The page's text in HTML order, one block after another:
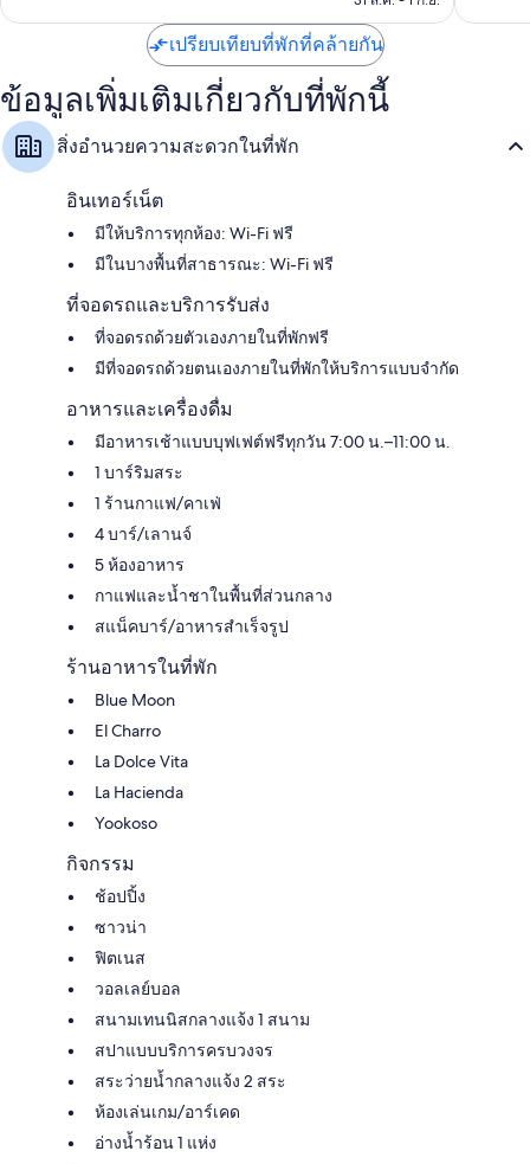
ทุก
เปรียบเทียบที่พักที่คล้ายกัน
ข้อมูลเพิ่มเติมเกี่ยวกับที่พักนี้
สิ่งอำนวยความสะดวกในที่พัก
อินเทอร์เน็ต
มีให้บริการทุกห้อง: Wi-Fi ฟรี
มีในบางพื้นที่สาธารณะ: Wi-Fi ฟรี
ที่จอดรถและบริการรับส่ง
ที่จอดรถด้วยตัวเองภายในที่พักฟรี
มีที่จอดรถด้วยตนเองภายในที่พักให้บริการแบบจำกัด
อาหารและเครื่องดื่ม
มีอาหารเช้าแบบบุฟเฟต์ฟรีทุกวัน 7:00 น.–11:00 น.
1 บาร์ริมสระ
1 ร้านกาแฟ/คาเฟ่
4 บาร์/เลานจ์
5 ห้องอาหาร
กาแฟและน้ำชาในพื้นที่ส่วนกลาง
สแน็คบาร์/อาหารสำเร็จรูป
ร้านอาหารในที่พัก
Blue Moon
El Charro
La Dolce Vita
La Hacienda
Yookoso
กิจกรรม
ช้อปปิ้ง
ซาวน่า
ฟิตเนส
วอลเลย์บอล
สนามเทนนิสกลางแจ้ง 1 สนาม
สปาแบบบริการครบวงจร
สระว่ายน้ำกลางแจ้ง 2 สระ
ห้องเล่นเกม/อาร์เคด
อ่างน้ำร้อน 1 แห่ง